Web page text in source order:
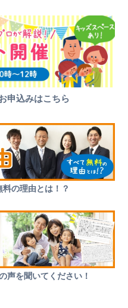
申込みはこちら
の理由とは！？
声を聞いてください！